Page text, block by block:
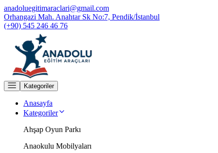
anadoluegitimaraclari@gmail.com
Orhangazi Mah. Anahtar Sk No:7, Pendik/İstanbul
(+90) 545 246 46 76
Kategoriler
Anasayfa
Kategoriler
Ahşap Oyun Parkı
Anaokulu Mobilyaları